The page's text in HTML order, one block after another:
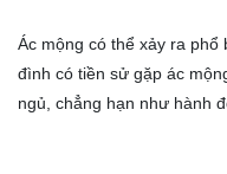
Ác mộng có thể xảy ra phổ
đình có tiền sử gặp ác
ngủ, chẳng hạn như hành